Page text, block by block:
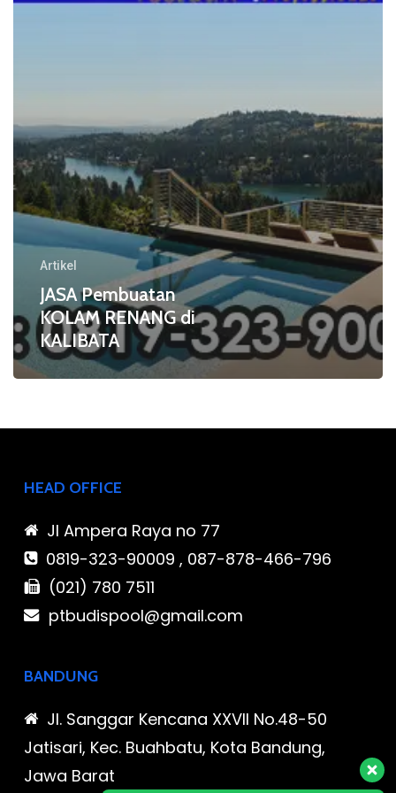
di
Artikel
JASA Pembuatan
KOLAM RENANG di
KALIBATA
HEAD OFFICE
Jl Ampera Raya no 77
0819-323-90009 , 087-878-466-796
(021) 780 7511
ptbudispool@gmail.com
BANDUNG
Jl. Sanggar Kencana XXVII No.48-50
Jatisari, Kec. Buahbatu, Kota Bandung,
Jawa Barat